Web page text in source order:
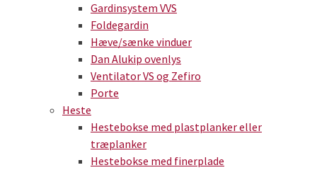
Gardinsystem VVS
Foldegardin
Hæve/sænke vinduer
Dan Alukip ovenlys
Ventilator VS og Zefiro
Porte
Heste
Hestebokse med plastplanker eller
træplanker
Hestebokse med finerplade